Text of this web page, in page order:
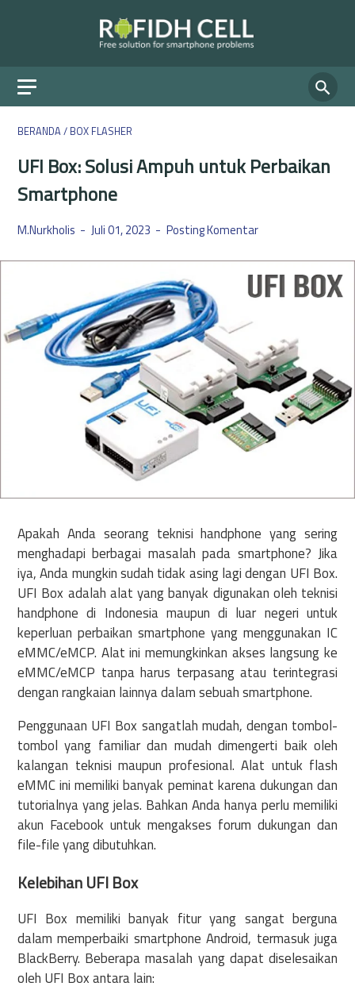
BERANDA/ BOX FLASHER
UFI Box: Solusi Ampuh untuk Perbaikan
Smartphone
M.Nurkholis Juli 01, 2023 Posting Komentar
Apakah Anda seorang teknisi handphone yang sering
menghadapi berbagai masalah pada smartphone? Jika
iya, Anda mungkin sudah tidak asing lagi dengan UFI Box.
UFI Box adalah alat yang banyak digunakan oleh teknisi
handphone di Indonesia maupun di luar negeri untuk
keperluan perbaikan smartphone yang menggunakan IC
eMMC/eMCP. Alat ini memungkinkan akses langsung ke
eMMC/eMCP tanpa harus terpasang atau terintegrasi
dengan rangkaian lainnya dalam sebuah smartphone.
Penggunaan UFI Box sangatlah mudah, dengan tombol-
tombol yang familiar dan mudah dimengerti baik oleh
kalangan teknisi maupun profesional. Alat untuk flash
eMMC ini memiliki banyak peminat karena dukungan dan
tutorialnya yang jelas. Bahkan Anda hanya perlu memiliki
akun Facebook untuk mengakses forum dukungan dan
file-file yang dibutuhkan.
Kelebihan UFI Box
UFI Box memiliki banyak fitur yang sangat berguna
dalam memperbaiki smartphone Android, termasuk juga
BlackBerry. Beberapa masalah yang dapat diselesaikan
oleh UFI Box antara lain: